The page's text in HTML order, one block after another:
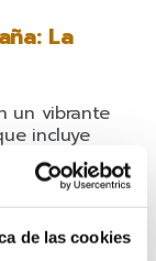
de las cookies
La
un vibrante
incluye
pista de
gigantesca
al entorno.
de hielo